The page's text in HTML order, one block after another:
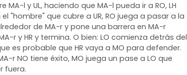
MA-l y UL, haciendo que MA-l pueda ir a RO, LH
"hombre" que cubre a UR, RO juega a pasar a la
de MA-r y pone una barrera en MA-r
r y HR y termina. O bien: LO comienza detrás del
es probable que HR vaya a MO para defender.
r NO tiene éxito, MO juega un pase a LO que
fuera.